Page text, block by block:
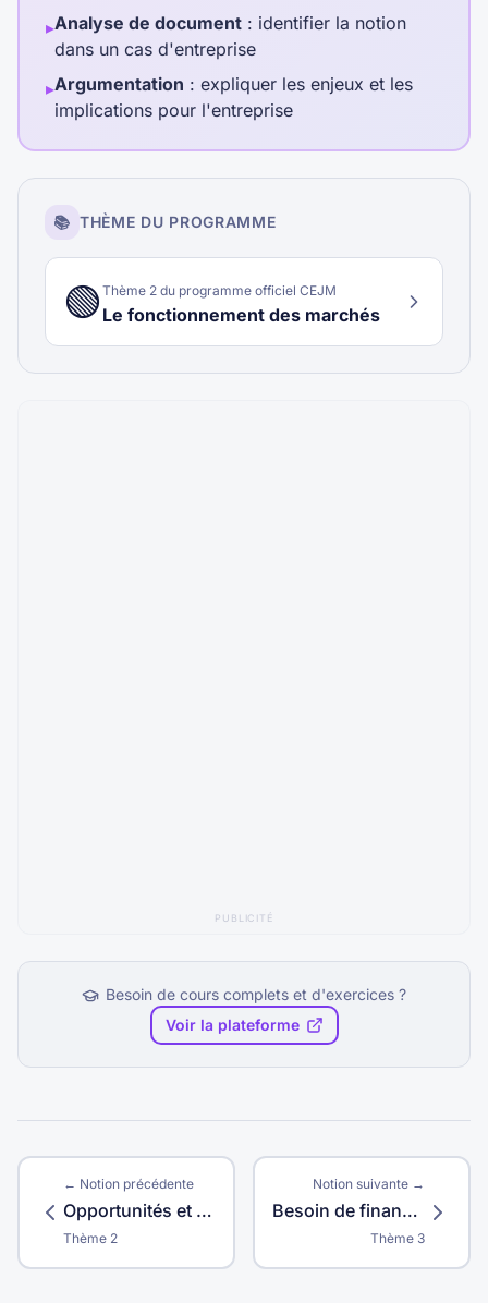
▸Analyse de document : identifier la notion
dans un cas d'entreprise
▸Argumentation : expliquer les enjeux et les
implications pour l'entreprise
📚 THÈME DU PROGRAMME
🟢 Thème 2 du programme officiel CEJM
Le fonctionnement des marchés
PUBLICITÉ
Besoin de cours complets et d'exercices ?
Voir la plateforme
← Notion précédente
Opportunités et menaces
Thème 2
Notion suivante →
Besoin de financement
Thème 3